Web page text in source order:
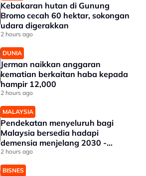
Kebakaran hutan di Gunung
Bromo cecah 60 hektar, sokongan
udara digerakkan
2 hours ago
DUNIA
Jerman naikkan anggaran
kematian berkaitan haba kepada
hampir 12,000
2 hours ago
MALAYSIA
Pendekatan menyeluruh bagi
Malaysia bersedia hadapi
demensia menjelang 2030 -
Hanifah
2 hours ago
BISNES